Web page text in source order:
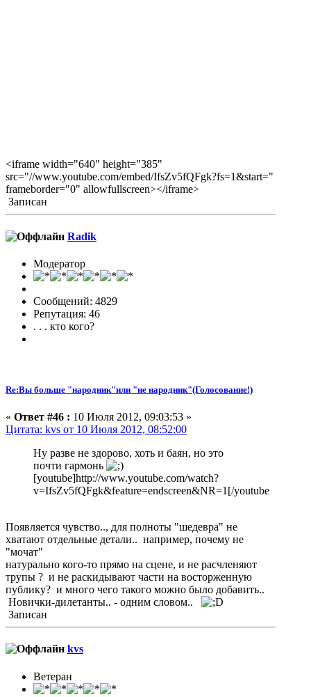
<iframe width="640" height="385"
src="//www.youtube.com/embed/IfsZv5fQFgk?fs=1&start="
frameborder="0" allowfullscreen></iframe>
Записан
Radik
Модератор
Сообщений: 4829
Репутация: 46
. . . кто кого?
Re:Вы больше "народник"или "не народник"(Голосование!)
« Ответ #46 : 10 Июля 2012, 09:03:53 »
Цитата: kvs от 10 Июля 2012, 08:52:00
Ну разве не здорово, хоть и баян, но это
почти гармонь
[youtube]http://www.youtube.com/watch?
v=IfsZv5fQFgk&feature=endscreen&NR=1[/youtube
Появляется чувство.., для полноты "шедевра" не
хватают отдельные детали.. например, почему не
"мочат"
натурально кого-то прямо на сцене, и не расчленяют
трупы ? и не раскидывают части на восторженную
публику? и много чего такого можно было добавить..
Новички-дилетанты.. - одним словом..
Записан
kvs
Ветеран